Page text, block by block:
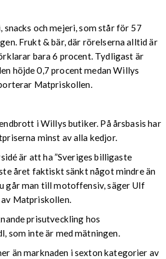
och mejeri, som står för 57
Frukt & bär, där rörelserna alltid är
bara 6 procent. Tydligast är
höjde 0,7 procent medan Willys
Matpriskollen.
i Willys butiker. På årsbasis har
minst av alla kedjor.
är att ha ”Sveriges billigaste
året faktiskt sänkt något mindre än
går man till motoffensiv, säger Ulf
av Matpriskollen.
prisutveckling hos
som inte är med mätningen.
än marknaden i sexton kategorier av